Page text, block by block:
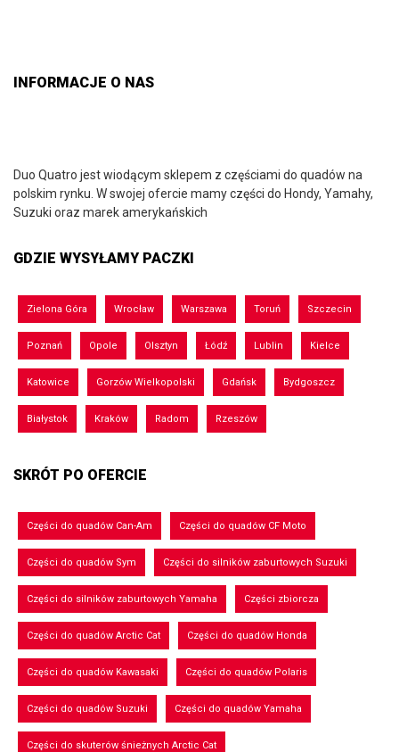
INFORMACJE O NAS
Duo Quatro jest wiodącym sklepem z częściami do quadów na
polskim rynku. W swojej ofercie mamy części do Hondy, Yamahy,
Suzuki oraz marek amerykańskich
GDZIE WYSYŁAMY PACZKI
Zielona Góra Wrocław Warszawa Toruń Szczecin
Poznań Opole Olsztyn Łódź Lublin Kielce
Katowice Gorzów Wielkopolski Gdańsk Bydgoszcz
Białystok Kraków Radom Rzeszów
SKRÓT PO OFERCIE
Części do quadów Can-Am Części do quadów CF Moto
Części do quadów Sym Części do silników zaburtowych Suzuki
Części do silników zaburtowych Yamaha Części zbiorcza
Części do quadów Arctic Cat Części do quadów Honda
Części do quadów Kawasaki Części do quadów Polaris
Części do quadów Suzuki Części do quadów Yamaha
Części do skuterów śnieżnych Arctic Cat